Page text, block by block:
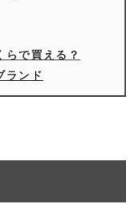
らで買える？
ランド